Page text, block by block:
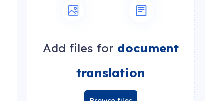
Add files for document
translation